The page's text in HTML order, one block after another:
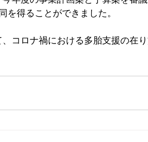
を得ることができました。
コロナ禍における多胎支援の在